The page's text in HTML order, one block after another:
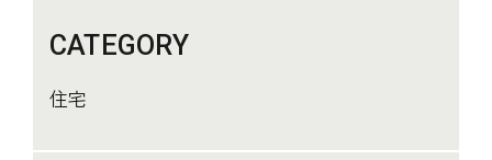
CATEGORY
住宅